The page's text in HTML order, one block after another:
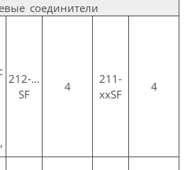
соединители
212-…
SF
4
211-
ххSF
4